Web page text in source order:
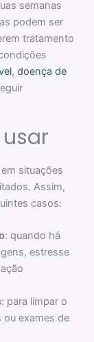
semanas
podem ser
tratamento
,doença de
situações
Assim,
casos:
: quando há
estresse
: para limpar o
exames de